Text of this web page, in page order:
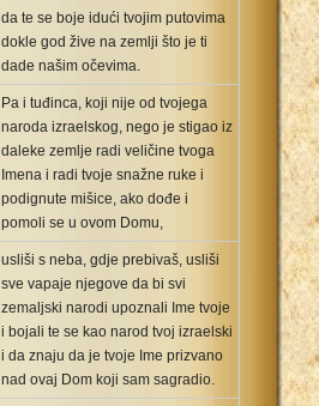
da te se boje idući tvojim putovima
dokle god žive na zemlji što je ti
dade našim očevima.
Pa i tuđinca, koji nije od tvojega
naroda izraelskog, nego je stigao iz
daleke zemlje radi veličine tvoga
Imena i radi tvoje snažne ruke i
podignute mišice, ako dođe i
pomoli se u ovom Domu,
usliši s neba, gdje prebivaš, usliši
sve vapaje njegove da bi svi
zemaljski narodi upoznali Ime tvoje
i bojali te se kao narod tvoj izraelski
i da znaju da je tvoje Ime prizvano
nad ovaj Dom koji sam sagradio.